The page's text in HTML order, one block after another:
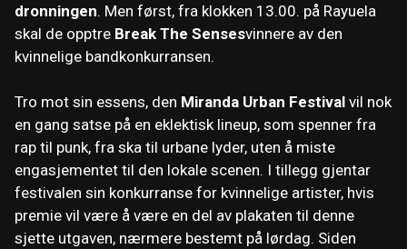
dronningen. Men først, fra klokken 13.00. på Rayuela
skal de opptre Break The Sensesvinnere av den
kvinnelige bandkonkurransen.
Tro mot sin essens, den Miranda Urban Festival vil nok
en gang satse på en eklektisk lineup, som spenner fra
rap til punk, fra ska til urbane lyder, uten å miste
engasjementet til den lokale scenen. I tillegg gjentar
festivalen sin konkurranse for kvinnelige artister, hvis
premie vil være å være en del av plakaten til denne
sjette utgaven, nærmere bestemt på lørdag. Siden